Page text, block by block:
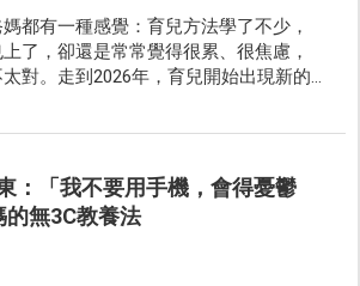
都有一種感覺：育兒方法學了不少，
了，卻還是常常覺得很累、很焦慮，
對。走到2026年，育兒開始出現新的
5個正在發生的育兒新觀點，陪你一起
也對自己溫柔一點。
：「我不要用手機，會得憂鬱
無3C教養法